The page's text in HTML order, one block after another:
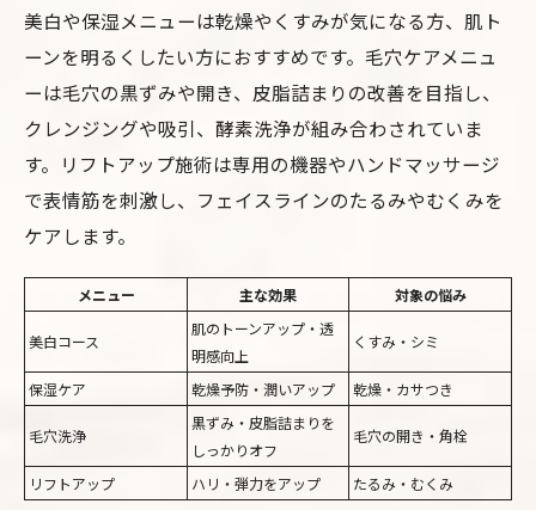
美白や保湿メニューは乾燥やくすみが気になる方、肌ト
ーンを明るくしたい方におすすめです。毛穴ケアメニュ
ーは毛穴の黒ずみや開き、皮脂詰まりの改善を目指し、
クレンジングや吸引、酵素洗浄が組み合わされていま
す。リフトアップ施術は専用の機器やハンドマッサージ
で表情筋を刺激し、フェイスラインのたるみやむくみを
ケアします。
メニュー 主な効果 対象の悩み
美白コース
肌のトーンアップ・透
明感向上
くすみ・シミ
保湿ケア 乾燥予防・潤いアップ 乾燥・カサつき
毛穴洗浄
黒ずみ・皮脂詰まりを
しっかりオフ
毛穴の開き・角栓
リフトアップ ハリ・弾力をアップ たるみ・むくみ